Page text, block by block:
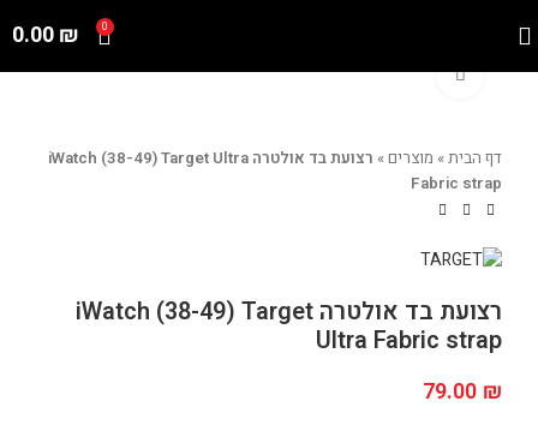
0
0.00₪
Click to enlarge
דף הבית» מוצרים»
רצועת בד אולטרה iWatch (38-49) Target Ultra
Fabric strap
רצועת בד אולטרה iWatch (38-49) Target
Ultra Fabric strap
79.00 ₪